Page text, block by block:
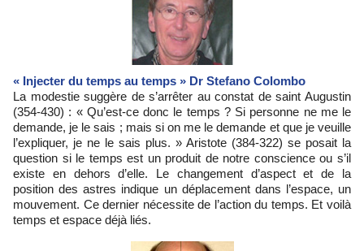
« Injecter du temps au temps » Dr Stefano Colombo
La modestie suggère de s’arrêter au constat de saint Augustin
(354-430) : « Qu’est-ce donc le temps ? Si personne ne me le
demande, je le sais ; mais si on me le demande et que je veuille
l’expliquer, je ne le sais plus. » Aristote (384-322) se posait la
question si le temps est un produit de notre conscience ou s’il
existe en dehors d’elle. Le changement d’aspect et de la
position des astres indique un déplacement dans l’espace, un
mouvement. Ce dernier nécessite de l’action du temps. Et voilà
temps et espace déjà liés.